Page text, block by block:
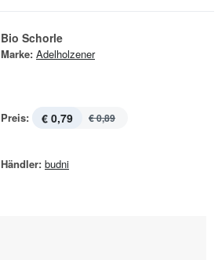
Bio Schorle
Marke: Adelholzener
Preis: € 0,79 € 0,89
Händler: budni